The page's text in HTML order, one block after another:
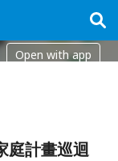
Open with app
庭計畫巡迴